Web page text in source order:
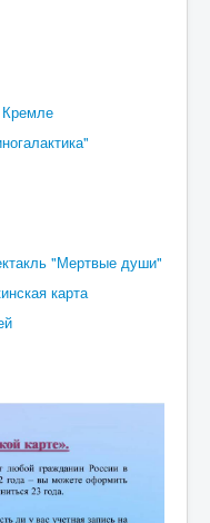
Кремле
"Мертвые души"
карта